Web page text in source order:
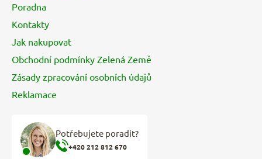
Poradna
Kontakty
Jak nakupovat
Obchodní podmínky Zelená Země
Zásady zpracování osobních údajů
Reklamace
Potřebujete poradit?
+420 212 812 670